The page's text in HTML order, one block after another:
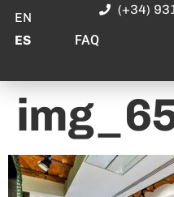
EN
ES
FAQ
(+34)